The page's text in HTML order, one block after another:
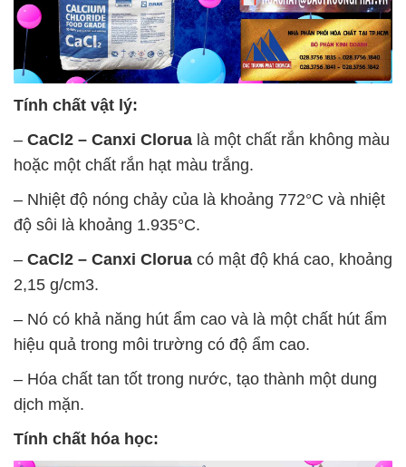
Tính chất vật lý:
– CaCl2 – Canxi Clorua là một chất rắn không màu
hoặc một chất rắn hạt màu trắng.
– Nhiệt độ nóng chảy của là khoảng 772°C và nhiệt
độ sôi là khoảng 1.935°C.
– CaCl2 – Canxi Clorua có mật độ khá cao, khoảng
2,15 g/cm3.
– Nó có khả năng hút ẩm cao và là một chất hút ẩm
hiệu quả trong môi trường có độ ẩm cao.
– Hóa chất tan tốt trong nước, tạo thành một dung
dịch mặn.
Tính chất hóa học: